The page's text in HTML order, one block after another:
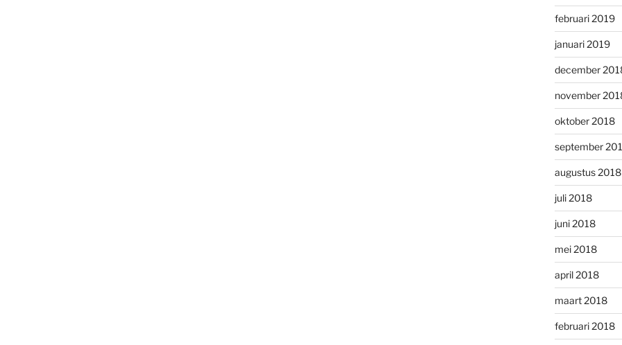
februari 2019
januari 2019
december
november
oktober 2018
september
augustus 2018
juli 2018
juni 2018
mei 2018
april 2018
maart 2018
februari 2018